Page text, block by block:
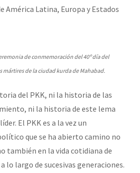
América Latina, Europa y Estados
de conmemoración del 40º día del
mártires de la ciudad kurda de Mahabad.
del PKK, ni la historia de las
ni la historia de este lema
El PKK es a la vez un
que se ha abierto camino no
también en la vida cotidiana de
lo largo de sucesivas generaciones.